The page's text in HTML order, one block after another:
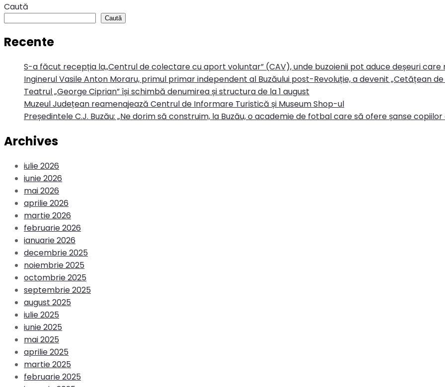
Caută
Caută
Recente
S-a făcut recepția la,,Centrul de colectare cu aport voluntar” (CAV), unde buzoienii pot aduce deșeuri
Inginerul Vasile Anton Moraru, primul primar independent al Buzăului post-Revoluție, a devenit „Cetățean de
Teatrul „George Ciprian” își schimbă denumirea și structura de la 1 august
Muzeul Județean reamenajează Centrul de Informare Turistică și Museum Shop-ul
Președintele C.J. Buzău: „Ne dorim să construim, la Buzău, o academie de fotbal care să ofere șanse
Archives
iulie 2026
iunie 2026
mai 2026
aprilie 2026
martie 2026
februarie 2026
ianuarie 2026
decembrie 2025
noiembrie 2025
octombrie 2025
septembrie 2025
august 2025
iulie 2025
iunie 2025
mai 2025
aprilie 2025
martie 2025
februarie 2025